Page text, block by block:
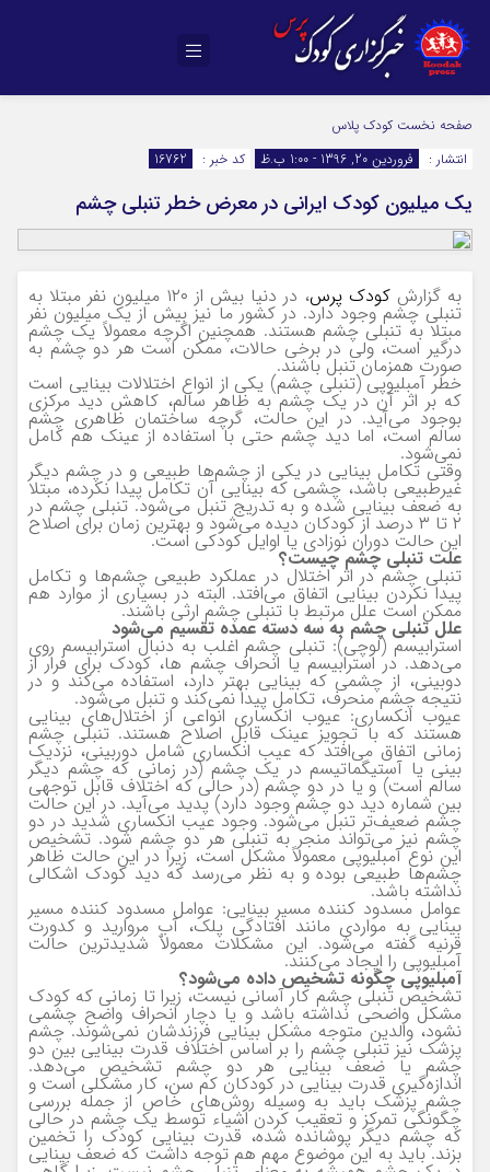
صفحه نخست کودک پلاس
انتشار :
فروردین 20, 1396 - 1:00 ب.ظ کد خبر : 16762
یک میلیون کودک ایرانی در معرض خطر تنبلی چشم
به گزارش کودک پرس ، در دنیا بیش از ۱۲۰ میلیون نفر مبتلا به
تنبلی چشم وجود دارد. در کشور ما نیز بیش از یک میلیون نفر
مبتلا به تنبلی چشم هستند. همچنین اگرچه معمولاً یک چشم
درگیر است، ولی در برخی حالات، ممکن است هر دو چشم به
صورت همزمان تنبل باشند.
خطر آمبلیوپی (تنبلی چشم) یکی از انواع اختلالات بینایی است
که بر اثر آن در یک چشم به ظاهر سالم، کاهش دید مرکزی
بوجود می‌آید. در این حالت، گرچه ساختمان ظاهری چشم
سالم است، اما دید چشم حتی با استفاده از عینک هم کامل
نمی‌شود.
وقتی تکامل بینایی در یکی از چشم‌ها طبیعی و در چشم دیگر
غیرطبیعی باشد، چشمی که بینایی آن تکامل پیدا نکرده، مبتلا
به ضعف بینایی شده و به تدریج تنبل می‌شود. تنبلی چشم در
۲ تا ۳ درصد از کودکان دیده می‌شود و بهترین زمان برای اصلاح
این حالت دوران نوزادی یا اوایل کودکی است.
علت تنبلی چشم چیست؟
تنبلی چشم در اثر اختلال در عملکرد طبیعی چشم‌ها و تکامل
پیدا نکردن بینایی اتفاق می‌افتد. البته در بسیاری از موارد هم
ممکن است علل مرتبط با تنبلی چشم ارثی باشند.
علل تنبلی چشم به سه دسته عمده تقسیم می‌شود
استرابیسم (لوچی): تنبلی چشم اغلب به دنبال استرابیسم روی
می‌دهد. در استرابیسم یا انحراف چشم ها، کودک برای فرار از
دوبینی، از چشمی که بینایی بهتر دارد، استفاده می‌کند و در
نتیجه چشم منحرف، تکامل پیدا نمی‌کند و تنبل می‌شود.
عیوب انکساری: عیوب انکساری انواعی از اختلال‌های بینایی
هستند که با تجویز عینک قابل اصلاح هستند. تنبلی چشم
زمانی اتفاق می‌افتد که عیب انکساری شامل دوربینی، نزدیک
بینی یا آستیگماتیسم در یک چشم (در زمانی که چشم دیگر
سالم است) و یا در دو چشم (در حالی که اختلاف قابل توجهی
بین شماره دید دو چشم وجود دارد) پدید می‌آید. در این حالت
چشم ضعیف‌تر تنبل می‌شود. وجود عیب انکساری شدید در دو
چشم نیز می‌تواند منجر به تنبلی هر دو چشم شود. تشخیص
این نوع آمبلیوپی معمولاً مشکل است، زیرا در این حالت ظاهر
چشم‌ها طبیعی بوده و به نظر می‌رسد که دید کودک اشکالی
نداشته باشد.
عوامل مسدود کننده مسیر بینایی: عوامل مسدود کننده مسیر
بینایی به مواردی مانند افتادگی پلک، آب مروارید و کدورت
قرنیه گفته می‌شود. این مشکلات معمولاٌ شدیدترین حالت
آمبلیوپی را ایجاد می‌کنند.
آمبلیوپی چگونه تشخیص داده می‌شود؟
تشخیص تنبلی چشم کار آسانی نیست، زیرا تا زمانی که کودک
مشکل واضحی نداشته باشد و یا دچار انحراف واضح چشمی
نشود، والدین متوجه مشکل بینایی فرزندشان نمی‌شوند. چشم
پزشک نیز تنبلی چشم را بر اساس اختلاف قدرت بینایی بین دو
چشم یا ضعف بینایی هر دو چشم تشخیص می‌دهد.
اندازه‌گیری قدرت بینایی در کودکان کم سن، کار مشکلی است و
چشم پزشک باید به وسیله روش‌های خاص از جمله بررسی
چگونگی تمرکز و تعقیب کردن اشیاء توسط یک چشم در حالی
که چشم دیگر پوشانده شده، قدرت بینایی کودک را تخمین
بزند. باید به این موضوع مهم هم توجه داشت که ضعف بینایی